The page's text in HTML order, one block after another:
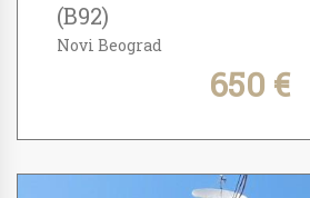
(B92)
Novi Beograd
650 €